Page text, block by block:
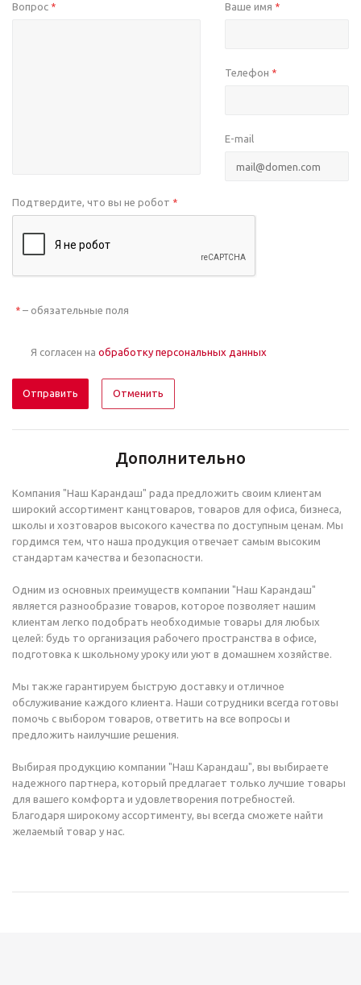
Вопрос * Ваше имя *
Телефон *
E-mail
Подтвердите, что вы не робот *
* – обязательные поля
Я согласен на обработку персональных данных
Отменить
Дополнительно
Компания "Наш Карандаш" рада предложить своим клиентам
широкий ассортимент канцтоваров, товаров для офиса, бизнеса,
школы и хозтоваров высокого качества по доступным ценам. Мы
гордимся тем, что наша продукция отвечает самым высоким
стандартам качества и безопасности.
Одним из основных преимуществ компании "Наш Карандаш"
является разнообразие товаров, которое позволяет нашим
клиентам легко подобрать необходимые товары для любых
целей: будь то организация рабочего пространства в офисе,
подготовка к школьному уроку или уют в домашнем хозяйстве.
Мы также гарантируем быструю доставку и отличное
обслуживание каждого клиента. Наши сотрудники всегда готовы
помочь с выбором товаров, ответить на все вопросы и
предложить наилучшие решения.
Выбирая продукцию компании "Наш Карандаш", вы выбираете
надежного партнера, который предлагает только лучшие товары
для вашего комфорта и удовлетворения потребностей.
Благодаря широкому ассортименту, вы всегда сможете найти
желаемый товар у нас.